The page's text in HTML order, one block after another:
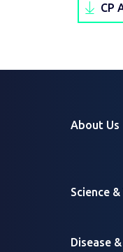
CP
About Us
Science
Disease